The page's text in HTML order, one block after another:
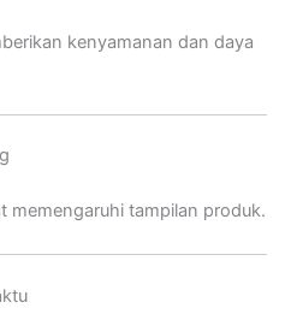
kenyamanan dan daya
memengaruhi tampilan produk.